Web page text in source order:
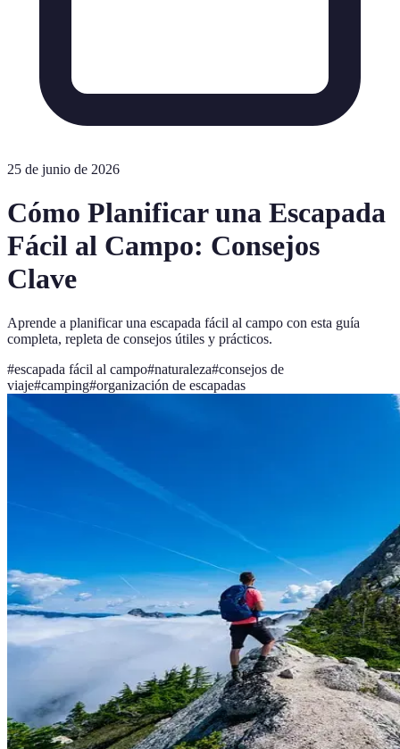
25 de junio de 2026
Cómo Planificar una Escapada
Fácil al Campo: Consejos
Clave
Aprende a planificar una escapada fácil al campo con esta guía
completa, repleta de consejos útiles y prácticos.
#escapada fácil al campo#naturaleza#consejos de
viaje#camping#organización de escapadas